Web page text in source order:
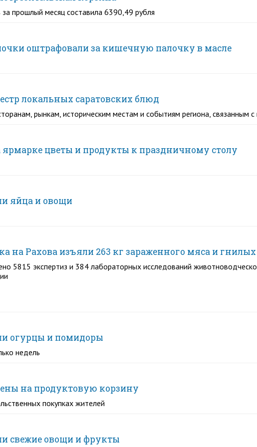
прошлый месяц составила 6390,49 рубля
оштрафовали за кишечную палочку в масле
локальных саратовских блюд
рынкам, историческим местам и событиям региона, связанным с
ярмарке цветы и продукты к праздничному столу
яйца и овощи
на Рахова изъяли 263 кг зараженного мяса и
5815 экспертиз и 384 лабораторных исследований
огурцы и помидоры
недель
на продуктовую корзину
покупках жителей
свежие овощи и фрукты